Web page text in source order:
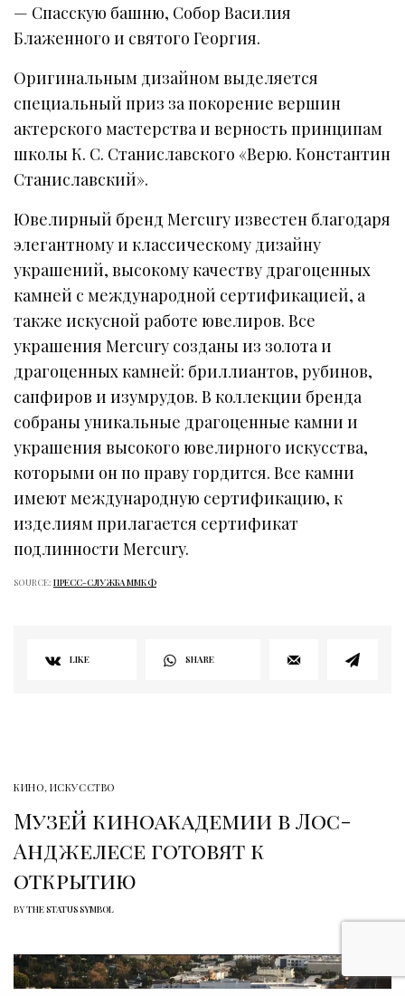
— Спасскую башню, Собор Василия
Блаженного и святого Георгия.
Оригинальным дизайном выделяется
специальный приз за покорение вершин
актерского мастерства и верность принципам
школы К. С. Станиславского «Верю. Константин
Станиславский».
Ювелирный бренд Mercury известен благодаря
элегантному и классическому дизайну
украшений, высокому качеству драгоценных
камней с международной сертификацией, а
также искусной работе ювелиров. Все
украшения Mercury созданы из золота и
драгоценных камней: бриллиантов, рубинов,
сапфиров и изумрудов. В коллекции бренда
собраны уникальные драгоценные камни и
украшения высокого ювелирного искусства,
которыми он по праву гордится. Все камни
имеют международную сертификацию, к
изделиям прилагается сертификат
подлинности Mercury.
SOURCE: ПРЕСС-СЛУЖБА ММКФ
LIKE SHARE
КИНО, ИСКУССТВО
Музей киноакадемии в Лос-
Анджелесе готовят к
открытию
BYTHE STATUS SYMBOL